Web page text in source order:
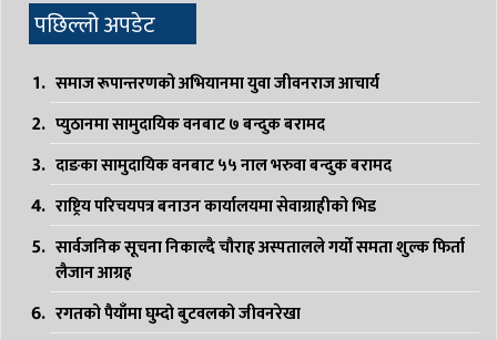
पछिल्लो अपडेट
समाज रूपान्तरणको अभियानमा युवा जीवनराज आचार्य
प्युठानमा सामुदायिक वनबाट ७ बन्दुक बरामद
दाङका सामुदायिक वनबाट ५५ नाल भरुवा बन्दुक बरामद
राष्ट्रिय परिचयपत्र बनाउन कार्यालयमा सेवाग्राहीको भिड
सार्वजनिक सूचना निकाल्दै चौराह अस्पतालले गर्यो समता शुल्क फिर्ता
लैजान आग्रह
रगतको पैयाँमा घुम्दो बुटवलको जीवनरेखा